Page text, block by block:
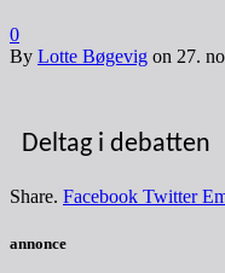
0
By Lotte Bøgevig on 27.
Deltag i debatten
Share. Facebook Twitter
annonce